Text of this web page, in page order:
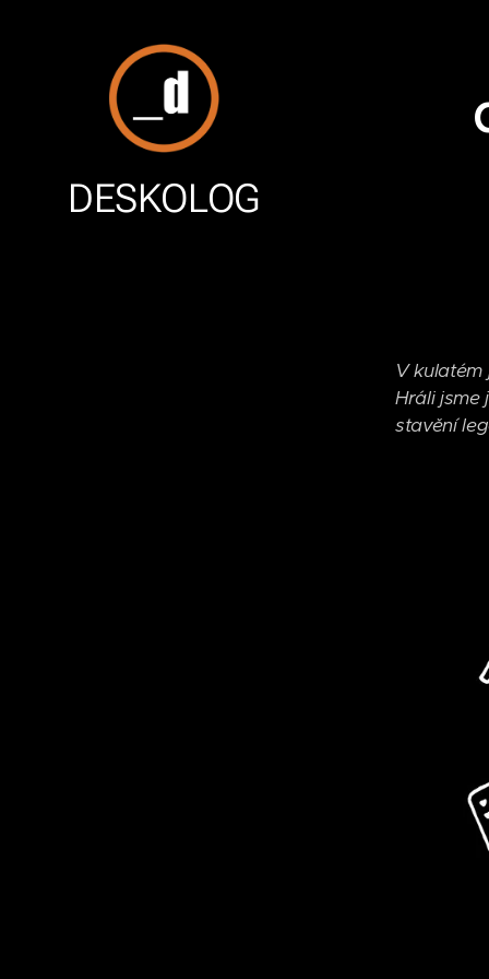
DESKOLOG
V
Hráli jsme
stavění